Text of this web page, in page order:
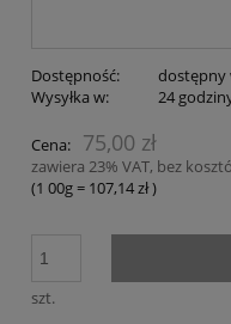
Dostępność:
dostępny
Wysyłka w:
24
Cena: 75,00 zł
zawiera 23% VAT, bez
(1 00g= 107,14 zł)
szt.